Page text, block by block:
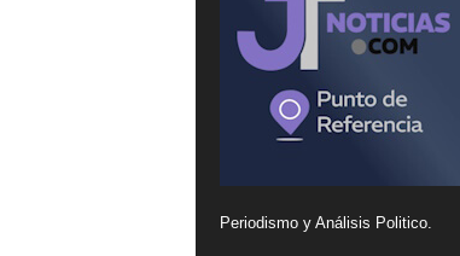
Periodismo y Análisis Politico.